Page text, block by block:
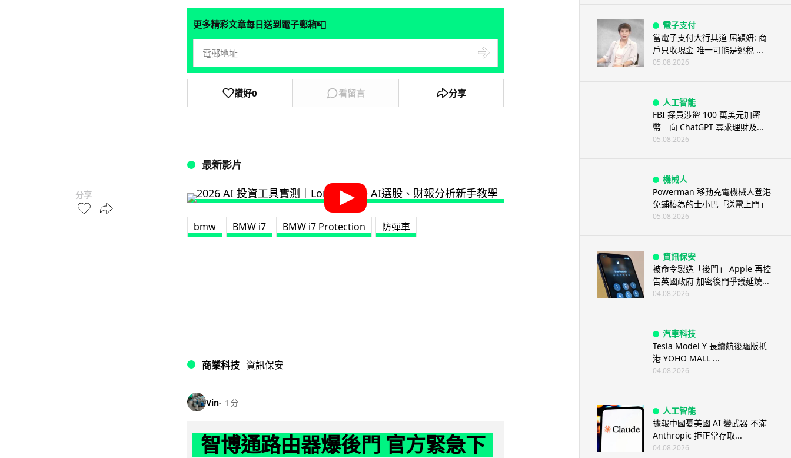
分享
更多精彩文章每日送到電子郵箱📮
讚好0 看留言 分享
最新影片
bmw BMW i7 BMW i7 Protection 防彈車
商業科技 資訊保安
Vin 1 分
智博通路由器爆後門 官方緊急下
電子支付
當電子支付大行其道 屈穎妍: 商
戶只收現金 唯一可能是逃稅 ...
05.08.2026
人工智能
FBI 探員涉盜 100 萬美元加密
幣 向 ChatGPT 尋求理財及...
05.08.2026
機械人
Powerman 移動充電機械人登港
免鋪樁為的士小巴「送電上門」
05.08.2026
資訊保安
被命令製造「後門」 Apple 再控
告英國政府 加密後門爭議延燒...
04.08.2026
汽車科技
Tesla Model Y 長續航後驅版抵
港 YOHO MALL ...
04.08.2026
人工智能
據報中國憂美國 AI 變武器 不滿
Anthropic 拒正常存取...
04.08.2026